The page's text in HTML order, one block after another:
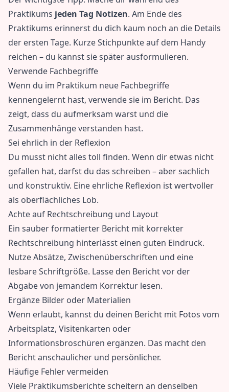
Praktikums jeden Tag Notizen. Am Ende des
Praktikums erinnerst du dich kaum noch an die Details
der ersten Tage. Kurze Stichpunkte auf dem Handy
reichen – du kannst sie später ausformulieren.
Verwende Fachbegriffe
Wenn du im Praktikum neue Fachbegriffe
kennengelernt hast, verwende sie im Bericht. Das
zeigt, dass du aufmerksam warst und die
Zusammenhänge verstanden hast.
Sei ehrlich in der Reflexion
Du musst nicht alles toll finden. Wenn dir etwas nicht
gefallen hat, darfst du das schreiben – aber sachlich
und konstruktiv. Eine ehrliche Reflexion ist wertvoller
als oberflächliches Lob.
Achte auf Rechtschreibung und Layout
Ein sauber formatierter Bericht mit korrekter
Rechtschreibung hinterlässt einen guten Eindruck.
Nutze Absätze, Zwischenüberschriften und eine
lesbare Schriftgröße. Lasse den Bericht vor der
Abgabe von jemandem Korrektur lesen.
Ergänze Bilder oder Materialien
Wenn erlaubt, kannst du deinen Bericht mit Fotos vom
Arbeitsplatz, Visitenkarten oder
Informationsbroschüren ergänzen. Das macht den
Bericht anschaulicher und persönlicher.
Häufige Fehler vermeiden
Viele Praktikumsberichte scheitern an denselben